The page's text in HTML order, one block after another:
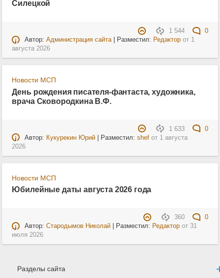
Силецкой
1 544
0
Автор: Администрация сайта| Разместил: Редакторот 1
августа 2026
Новости МСП
День рождения писателя-фантаста, художника,
врача Сковородкина В.Ф.
1 633
0
Автор: Кукурекин Юрий| Разместил: shefот 1 августа
2026
Новости МСП
Юбилейные даты августа 2026 года
360
0
Автор: Стародымов Николай| Разместил: Редакторот 31
июля 2026
Разделы сайта